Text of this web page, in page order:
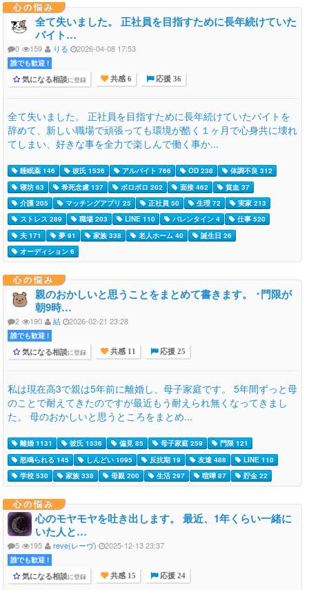
心の悩み
全て失いました。 正社員を目指すために長年続けていた
バイト…
0 159 りる 2026-04-08 17:53
誰でも歓迎 !
気になる相談に登録 共感 6 応援 36
全て失いました。 正社員を目指すために長年続けていたバイトを
辞めて、新しい職場で頑張っても環境が酷く１ヶ月で心身共に壊れ
てしまい、好きな事を全力で楽しんで働く事か...
睡眠薬 146 彼氏 1536 アルバイト 766 OD 238
体調不良 312
寝坊 63
希死念慮 137 ボロボロ 202 面接 462
貧血 37
介護 205
マッチングアプリ 25 正社員 50 生理 72
実家 213
ストレス 289
職場 203 LINE 110 バレンタイン 4
仕事 520
夫 171
夢 91 家族 338 老人ホーム 40
誕生日 26
オーディション 6
心の悩み
親のおかしいと思うことをまとめて書きます。 ･門限が
朝9時…
2 190 結 2026-02-21 23:28
誰でも歓迎 !
気になる相談に登録 共感 11 応援 25
私は現在高3で親は5年前に離婚し、母子家庭です。 5年間ずっと母
のことで耐えてきたのですが最近もう耐えられ無くなってきまし
た。 母のおかしいと思うところをまとめ...
離婚 1131 彼氏 1536 偏見 85 母子家庭 259
門限 121
怒鳴られる 145
しんどい 1095 反抗期 19 友達 488
LINE 110
学校 530
家族 338 母親 200 生活 297 喧嘩 87 貯金 22
心の悩み
心のモヤモヤを吐き出します。 最近、1年くらい一緒に
いた人と…
5 195 reve(レーヴ) 2025-12-13 23:37
誰でも歓迎 !
気になる相談に登録 共感 15 応援 24